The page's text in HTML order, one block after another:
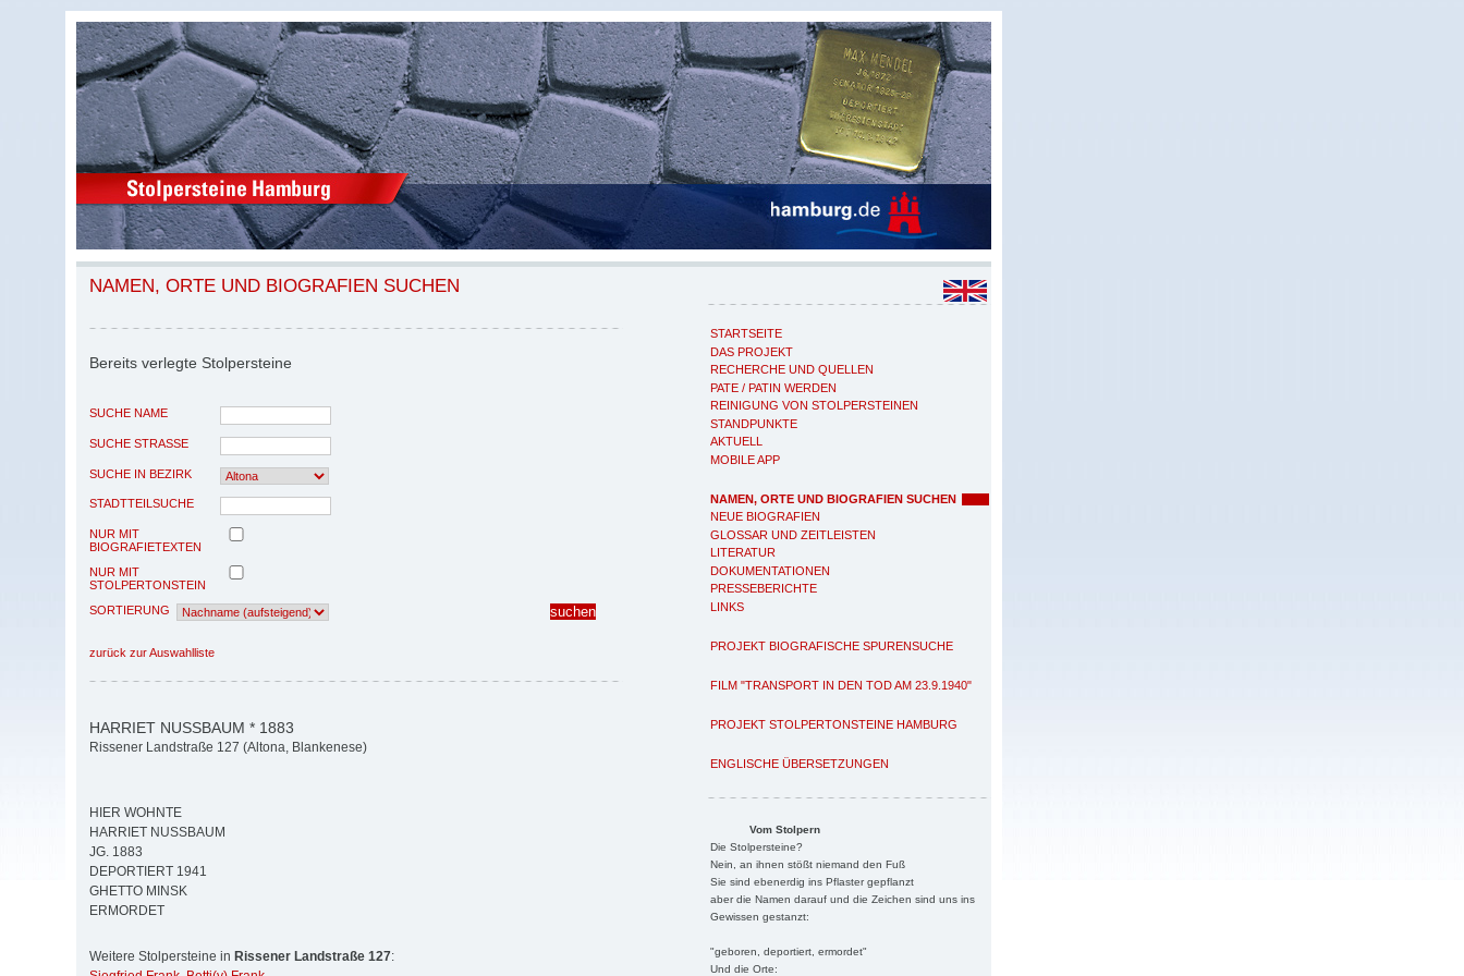
STARTSEITE
DAS PROJEKT
RECHERCHE UND QUELLEN
PATE / PATIN WERDEN
REINIGUNG VON STOLPERSTEINEN
STANDPUNKTE
AKTUELL
MOBILE APP
NAMEN, ORTE UND BIOGRAFIEN SUCHEN
NEUE BIOGRAFIEN
GLOSSAR UND ZEITLEISTEN
LITERATUR
DOKUMENTATIONEN
PRESSEBERICHTE
LINKS
PROJEKT BIOGRAFISCHE SPURENSUCHE
FILM "TRANSPORT IN DEN TOD AM 23.9.1940"
PROJEKT STOLPERTONSTEINE HAMBURG
ENGLISCHE ÜBERSETZUNGEN
Vom Stolpern
Die Stolpersteine?
Nein, an ihnen stößt niemand den Fuß
Sie sind ebenerdig ins Pflaster gepflanzt
aber die Namen darauf und die Zeichen sind uns ins
Gewissen gestanzt:
"geboren, deportiert, ermordet"
Und die Orte:
NAMEN, ORTE UND BIOGRAFIEN SUCHEN
Bereits verlegte Stolpersteine
SUCHE NAME
SUCHE STRASSE
SUCHE IN BEZIRK
STADTTEILSUCHE
NUR MIT
BIOGRAFIETEXTEN
NUR MIT
STOLPERTONSTEIN
SORTIERUNG
zurück zur Auswahlliste
HARRIET NUSSBAUM * 1883
Rissener Landstraße 127 (Altona, Blankenese)
HIER WOHNTE
HARRIET NUSSBAUM
JG. 1883
DEPORTIERT 1941
GHETTO MINSK
ERMORDET
Weitere Stolpersteine in Rissener Landstraße 127: